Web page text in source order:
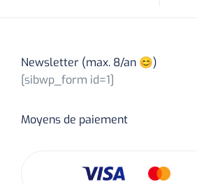
Newsletter (max. 8/an 😊)
[sibwp_form id=1]
Moyens de paiement